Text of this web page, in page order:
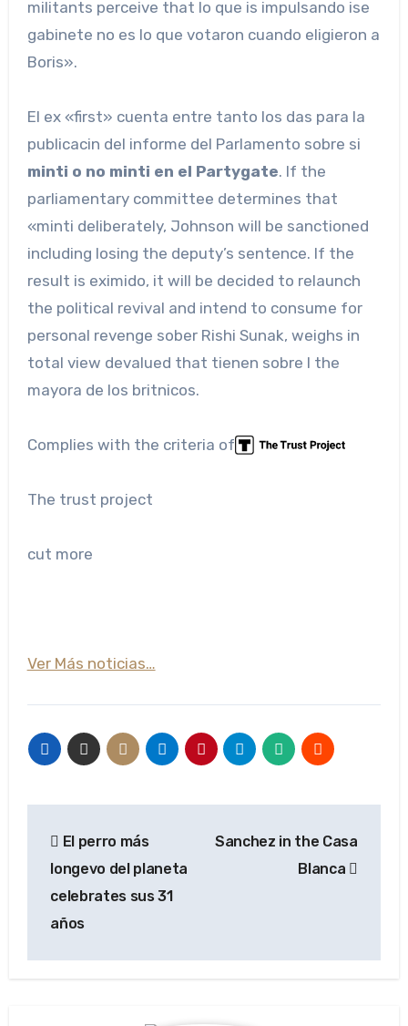
militants perceive that lo que is impulsando ise
gabinete no es lo que votaron cuando eligieron a
Boris».
El ex «first» cuenta entre tanto los das para la
publicacin del informe del Parlamento sobre si
minti o no minti en el Partygate. If the
parliamentary committee determines that
«minti deliberately, Johnson will be sanctioned
including losing the deputy’s sentence. If the
result is eximido, it will be decided to relaunch
the political revival and intend to consume for
personal revenge sober Rishi Sunak, weighs in
total view devalued that tienen sobre l the
mayora de los britnicos.
Complies with the criteria of
The trust project
cut more
Ver Más noticias…
de
entradas
El perro más
longevo del planeta
celebrates sus 31
años
Sanchez in the Casa
Blanca